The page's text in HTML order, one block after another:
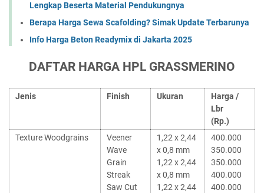
Lengkap Beserta Material Pendukungnya
Berapa Harga Sewa Scafolding? Simak Update Terbarunya
Info Harga Beton Readymix di Jakarta 2025
DAFTAR HARGA HPL GRASSMERINO
Jenis Finish Ukuran
Harga /
Lbr
(Rp.)
Texture Woodgrains
Veener
Wave
Grain
Streak
Saw Cut
1,22 x 2,44
x 0,8 mm
1,22 x 2,44
x 0,8 mm
1,22 x 2,44
400.000
350.000
350.000
400.000
400.000